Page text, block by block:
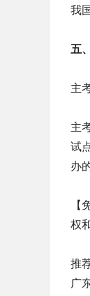
我
五
主
主
试
办
【
权
推
广